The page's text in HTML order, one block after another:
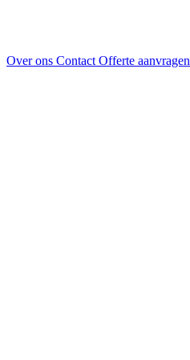
Over ons Contact Offerte aanvragen